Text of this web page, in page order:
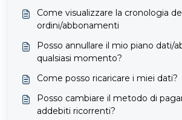
Come visualizzare la cronologia
ordini/abbonamenti
Posso annullare il mio piano dati/
qualsiasi momento?
Come posso ricaricare i miei dati?
Posso cambiare il metodo di
addebiti ricorrenti?